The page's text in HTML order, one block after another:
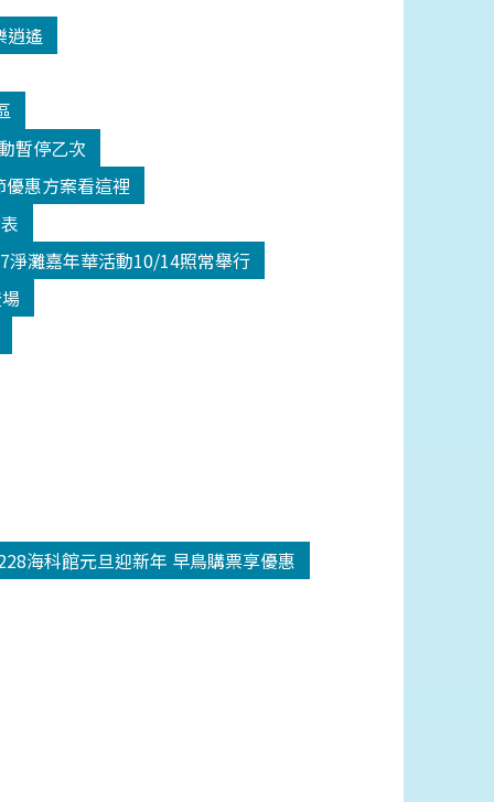
逍遙
暫停乙次
惠方案看這裡
淨灘嘉年華活動10/14照常舉行
海科館元旦迎新年 早鳥購票享優惠